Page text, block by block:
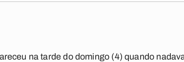
na tarde do domingo (4) quando